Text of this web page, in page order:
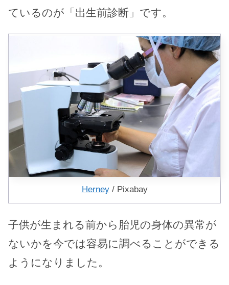
ているのが「出生前診断」です。
Herney/ Pixabay
子供が生まれる前から胎児の身体の異常が
ないかを今では容易に調べることができる
ようになりました。